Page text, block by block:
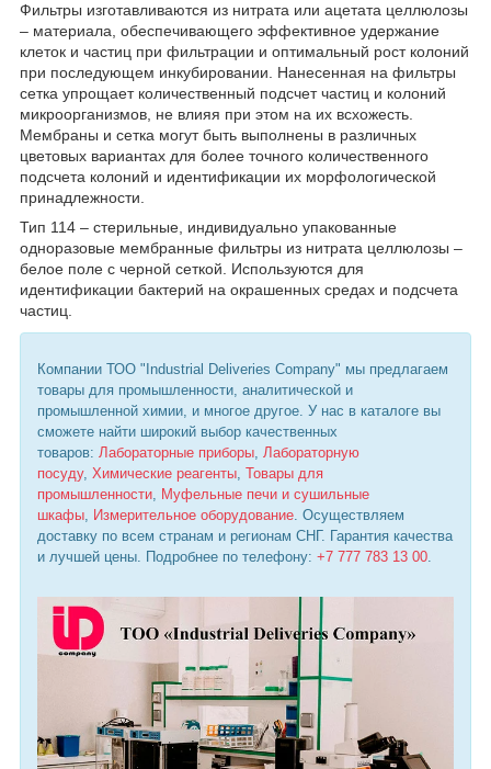
Фильтры изготавливаются из нитрата или ацетата целлюлозы
– материала, обеспечивающего эффективное удержание
клеток и частиц при фильтрации и оптимальный рост колоний
при последующем инкубировании. Нанесенная на фильтры
сетка упрощает количественный подсчет частиц и колоний
микроорганизмов, не влияя при этом на их всхожесть.
Мембраны и сетка могут быть выполнены в различных
цветовых вариантах для более точного количественного
подсчета колоний и идентификации их морфологической
принадлежности.
Тип 114 – стерильные, индивидуально упакованные
одноразовые мембранные фильтры из нитрата целлюлозы –
белое поле с черной сеткой. Используются для
идентификации бактерий на окрашенных средах и подсчета
частиц.
Компании ТОО "Industrial Deliveries Company" мы предлагаем
товары для промышленности, аналитической и
промышленной химии, и многое другое. У нас в каталоге вы
сможете найти широкий выбор качественных
товаров: Лабораторные приборы, Лабораторную
посуду, Химические реагенты, Товары для
промышленности, Муфельные печи и сушильные
шкафы, Измерительное оборудование. Осуществляем
доставку по всем странам и регионам СНГ. Гарантия качества
и лучшей цены. Подробнее по телефону: +7 777 783 13 00.